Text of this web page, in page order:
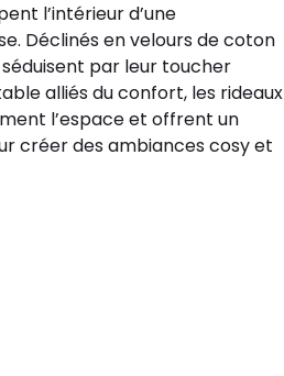
l’intérieur d’une
Déclinés en velours de coton
par leur toucher
alliés du confort, les rideaux
l’espace et offrent un
créer des ambiances cosy et